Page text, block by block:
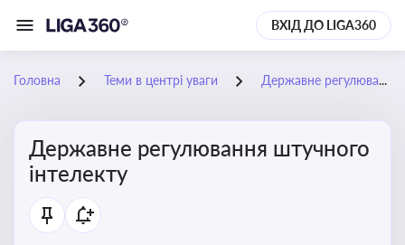
ВХІД ДО LIGA360
Головна Теми в центрі уваги Державне регулювання штучного інтелекту
Державне регулювання штучного
інтелекту